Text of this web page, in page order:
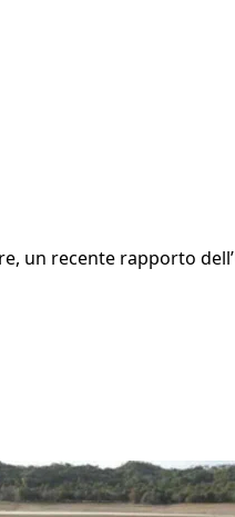
un recente rapporto